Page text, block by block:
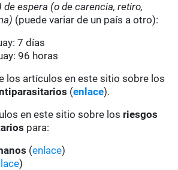
de espera (o de carencia, retiro,
(puede variar de un país a otro):
7 días
96 horas
los artículos en este sitio sobre los
(enlace).
en este sitio sobre los riesgos
para:
(enlace)
)